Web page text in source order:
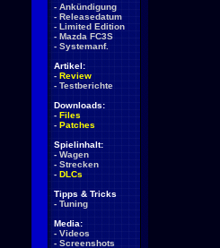
- Ankündigung
- Releasedatum
- Limited Edition
- Mazda FC3S
- Systemanf.
Artikel:
- Review
- Testberichte
Downloads:
- Files
- Patches
Spielinhalt:
- Wagen
- Strecken
- DLCs
Tipps & Tricks
- Tuning
Media:
- Videos
- Screenshots